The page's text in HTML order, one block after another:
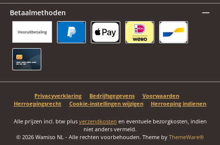
Betaalmethoden
Vooruitbetaling
Privacyverklaring Bedrijfsgegevens
Voorwaarden
Herroepingsrecht
Cookie-instellingen wijzigen Herroeping indienen
Alle prijzen incl. btw plus verzendkosten en eventuele bezorgkosten, indien
niet anders vermeld.
© 2026 Wamiso NL - Alle rechten voorbehouden. Theme by ThemeWare®